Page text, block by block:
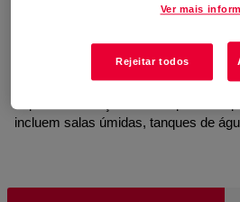
Décadas de pesquisa e
Oferecendo emulsões acrílicas
impermeabilização bicomponente e
produtos permitem que você forneça
incluem salas úmidas, tanques de
Ver mais
Rejeitar todos